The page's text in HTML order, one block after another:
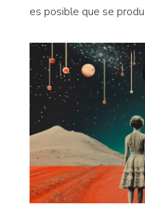
es posible que se